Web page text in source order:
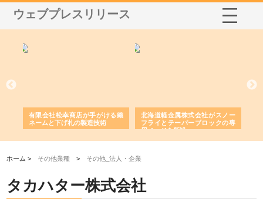
ウェブプレスリリース
有限会社松幸商店が手がける織
ネームと下げ札の製造技術
北海道軽金属株式会社がスノー
フライとテーパーブロックの専
用ページを新設
ホーム > その他業種 > その他_法人・企業
タカハター株式会社